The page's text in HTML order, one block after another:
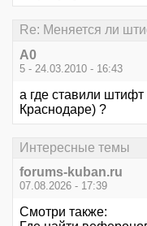
Re: Меняется ли
А0
5 - 24.03.2010 - 16:43
а где ставили
Краснодаре) ?
Интересные темы
forums-kuban.ru
07.08.2026 - 17:39
Смотри также: